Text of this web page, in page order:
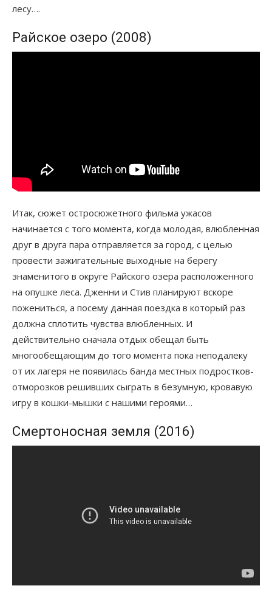
лесу….
Райское озеро (2008)
Итак, сюжет остросюжетного фильма ужасов
начинается с того момента, когда молодая, влюбленная
друг в друга пара отправляется за город, с целью
провести зажигательные выходные на берегу
знаменитого в округе Райского озера расположенного
на опушке леса. Дженни и Стив планируют вскоре
пожениться, а посему данная поездка в который раз
должна сплотить чувства влюбленных. И
действительно сначала отдых обещал быть
многообещающим до того момента пока неподалеку
от их лагеря не появилась банда местных подростков-
отморозков решивших сыграть в безумную, кровавую
игру в кошки-мышки с нашими героями…
Смертоносная земля (2016)